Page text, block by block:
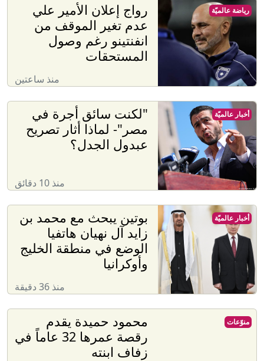
رواج إعلان الأمير علي
عدم تغير الموقف من
انفنتينو رغم وصول
المستحقات
منذ ساعتين
رياضة عالميّة
"لكنت سائق أجرة في
مصر"- لماذا أثار تصريح
عبدول الجدل؟
منذ 10 دقائق
أخبار عالميّة
بوتين يبحث مع محمد بن
زايد آل نهيان هاتفيا
الوضع في منطقة الخليج
وأوكرانيا
منذ 36 دقيقة
أخبار عالميّة
محمود حميدة يقدم
رقصة عمرها 32 عاماً في
زفاف ابنته
منوّعات